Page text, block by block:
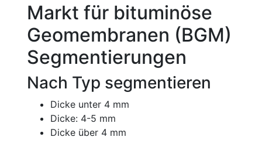
Markt für bituminöse
Geomembranen (BGM)
Segmentierungen
Nach Typ segmentieren
Dicke unter 4 mm
Dicke: 4-5 mm
Dicke über 4 mm